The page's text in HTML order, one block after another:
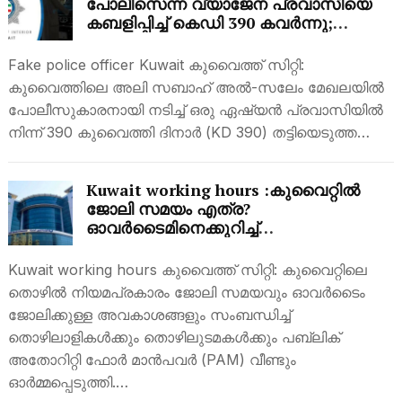
കബളിപ്പിച്ച് കെഡി 390 കവർന്നു;
അധികൃതർ
Fake police officer Kuwait കുവൈത്ത് സിറ്റി:
കുവൈത്തിലെ അലി സബാഹ് അൽ-സലേം മേഖലയിൽ
പോലീസുകാരനായി നടിച്ച് ഒരു ഏഷ്യൻ പ്രവാസിയിൽ
നിന്ന് 390 കുവൈത്തി ദിനാർ (KD 390) തട്ടിയെടുത്ത…
Kuwait working hours :കുവൈറ്റിൽ
ജോലി സമയം എത്ര?
ഓവർടൈമിനെക്കുറിച്ച്
ഓർമ്മപ്പെടുത്തലുമായി മാൻപവർ
അതോറിറ്റി
Kuwait working hours കുവൈത്ത് സിറ്റി: കുവൈറ്റിലെ
തൊഴിൽ നിയമപ്രകാരം ജോലി സമയവും ഓവർടൈം
ജോലിക്കുള്ള അവകാശങ്ങളും സംബന്ധിച്ച്
തൊഴിലാളികൾക്കും തൊഴിലുടമകൾക്കും പബ്ലിക്
അതോറിറ്റി ഫോർ മാൻപവർ (PAM) വീണ്ടും
ഓർമ്മപ്പെടുത്തി.…